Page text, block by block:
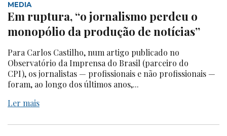
MEDIA
Em ruptura, “o jornalismo perdeu o
monopólio da produção de notícias”
Para Carlos Castilho, num artigo publicado no
Observatório da Imprensa do Brasil (parceiro do
CPI), os jornalistas — profissionais e não profissionais —
foram, ao longo dos últimos anos,...
Ler mais